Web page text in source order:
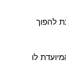
להפוך
לו